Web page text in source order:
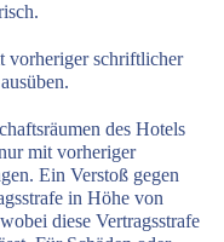
vorheriger schriftlicher
des Hotels
mit vorheriger
Ein Verstoß gegen
in Höhe von
diese Vertragsstrafe